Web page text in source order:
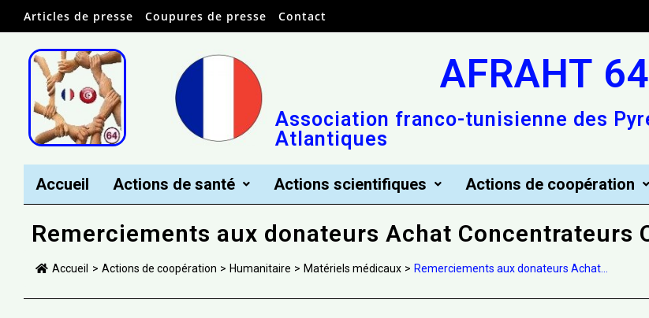
Articles de presse Coupures de presse Contact
AFRAHT 64
Association franco-tunisienne des
Atlantiques
Accueil Actions de santé Actions scientifiques Actions de coopération
Remerciements aux donateurs Achat Concentrateurs
Accueil > Actions de coopération > Humanitaire > Matériels médicaux > Remerciements aux donateurs Achat...